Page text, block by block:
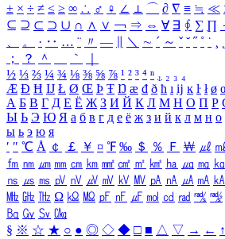
± × ÷ ≠ ≤ ≥ ∞ ∴ ♂ ♀ ∠ ⊥ ⌒ ∂ ∇ ≡ ≒ ≪
⊆ ⊇ ⊂ ⊃ ∪ ∩ ∧ ∨ ￢ ⇒ ⇔ ∀ ∃ ∮ ∑ ∏
、
。 · ‥ … ¨ 〃 ― ＼ ∼ ´ ～ ˇ ˘ ˝ ˚ ˙ ¸
；
？ ＾ ｀
½ ⅓ ⅔ ¼ ¾ ⅛ ⅜ ⅝ ⅞ ¹ ² ³ ⁴ ⁿ ₁ ₂ ₃ ₄
Æ Ð Ħ Ĳ Ł Ø Œ Þ Ŧ Ŋ æ đ ð ħ ı ĳ ĸ ŀ ł ø
А Б В Г Д Е Ё Ж З И Й К Л М Н О П Р
Ы Ь Э Ю Я а б в г д е ё ж з и й к л м н о
ы ь э ю я
′ ″ ℃ Å ￠ ￡ ￥ ¤ ℉ ‰ ＄ ％ Ｆ ￦ ㎕
㎙ ㎚ ㎛ ㎜ ㎝ ㎞ ㎟ ㎠ ㎡ ㎢ ㏊ ㎍ ㎎ ㎏
㎱ ㎲ ㎳ ㎴ ㎵ ㎶ ㎷ ㎸ ㎹ ㎀ ㎁ ㎂ ㎃ ㎄
㎒ ㎓ ㎔ Ω ㏀ ㏁ ㎊ ㎋ ㎌ ㏖ ㏅ ㎭ ㎮ ㎯
㏃ ㏉ ㏜ ㏆
§ ※ ☆ ★ ○ ● ◎ ◇ ◆ □ ■ △ ▽ → ← ↑